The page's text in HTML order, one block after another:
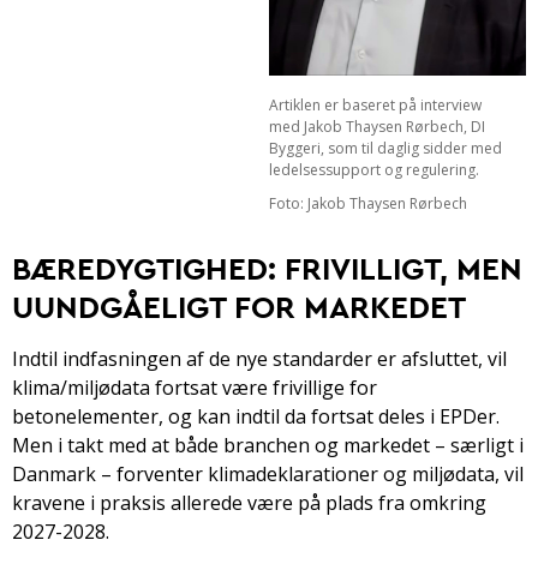
Artiklen er baseret på interview
med Jakob Thaysen Rørbech, DI
Byggeri, som til daglig sidder med
ledelsessupport og regulering.
Foto: Jakob Thaysen Rørbech
BÆREDYGTIGHED: FRIVILLIGT, MEN
UUNDGÅELIGT FOR MARKEDET
Indtil indfasningen af de nye standarder er afsluttet, vil
klima/miljødata fortsat være frivillige for
betonelementer, og kan indtil da fortsat deles i EPDer.
Men i takt med at både branchen og markedet – særligt i
Danmark – forventer klimadeklarationer og miljødata, vil
kravene i praksis allerede være på plads fra omkring
2027-2028.